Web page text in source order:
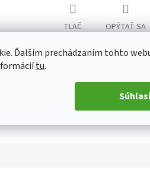
Ďalším prechádzaním tohto
tu.
TLAČ OPÝTAŤ SA